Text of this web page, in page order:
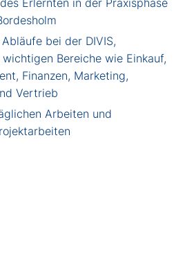
Erlernten in der Praxisphase
bei der DIVIS,
Bereiche wie Einkauf,
Finanzen, Marketing,
Vertrieb
Arbeiten und